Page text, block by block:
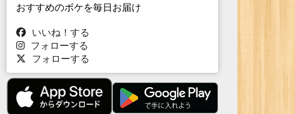
おすすめのボケを毎日お届け
いいね！する
フォローする
フォローする